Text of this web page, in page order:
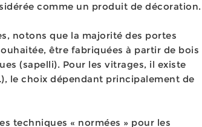
comme un produit de décoration.
notons que la majorité des portes
être fabriquées à partir de bois
(sapelli). Pour les vitrages, il existe
le choix dépendant principalement de
techniques « normées » pour les